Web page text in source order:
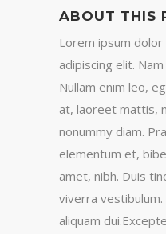
ABOUT THIS
Lorem ipsum
adipiscing elit.
Nullam enim leo,
at, laoreet mattis,
nonummy diam.
elementum et,
amet, nibh. Duis
viverra
aliquam